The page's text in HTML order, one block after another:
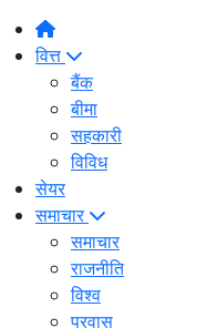
वित्त
बैंक
बीमा
सहकारी
विविध
सेयर
समाचार
समाचार
राजनीति
विश्व
प्रवास